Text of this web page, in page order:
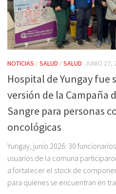
NOTICIAS /SALUD /SALUD JUNIO 27,
Hospital de Yungay fue
versión de la Campaña
Sangre para personas
oncológicas
Yungay, junio 2026: 30
usuarios de la comuna
a fortalecer el stock de
para quienes se encuentran en